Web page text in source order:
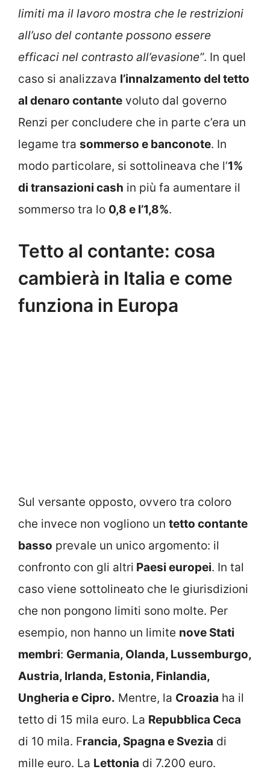
limiti ma il lavoro mostra che le restrizioni
all’uso del contante possono essere
efficaci nel contrasto all’evasione”. In quel
caso si analizzava l’innalzamento del tetto
al denaro contante voluto dal governo
Renzi per concludere che in parte c’era un
legame tra sommerso e banconote. In
modo particolare, si sottolineava che l’1%
di transazioni cash in più fa aumentare il
sommerso tra lo 0,8 e l’1,8%.
Tetto al contante: cosa
cambierà in Italia e come
funziona in Europa
Sul versante opposto, ovvero tra coloro
che invece non vogliono un tetto contante
basso prevale un unico argomento: il
confronto con gli altri Paesi europei. In tal
caso viene sottolineato che le giurisdizioni
che non pongono limiti sono molte. Per
esempio, non hanno un limite nove Stati
membri: Germania, Olanda, Lussemburgo,
Austria, Irlanda, Estonia, Finlandia,
Ungheria e Cipro. Mentre, la Croazia ha il
tetto di 15 mila euro. La Repubblica Ceca
di 10 mila. Francia, Spagna e Svezia di
mille euro. La Lettonia di 7.200 euro.